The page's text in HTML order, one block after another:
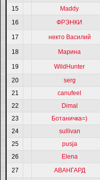
15
Maddy
16
ФРЭНКИ
17 некто Василий
18 Марина
19
WildHunter
20
serg
21
canufeel
22
Dimal
23
Ботаничка=)
24
sullivan
25
pusja
26
Elena
27
АВАНГАРД